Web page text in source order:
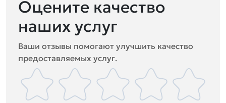
Оцените качество
наших услуг
Ваши отзывы помогают улучшить качество
предоставляемых услуг.